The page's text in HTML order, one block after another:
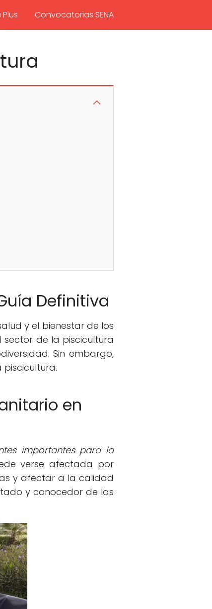
Convocatorias SENA
Definitiva
y el bienestar de los
de la piscicultura
Sin embargo,
en
importantes para la
verse afectada por
y afectar a la calidad
y conocedor de las